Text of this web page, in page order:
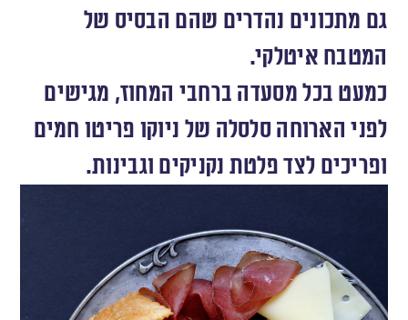
גם מתכונים נהדרים שהם הבסיס של
המטבח איטלקי.
כמעט בכל מסעדה ברחבי המחוז, מגישים
לפני הארוחה סלסלה של ניוקו פריטו חמים
ופריכים לצד פלטת נקניקים וגבינות.